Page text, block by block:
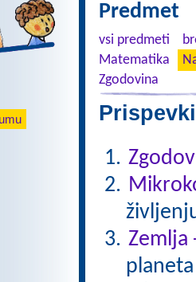
Predmet
vsi predmeti
Matematika
Zgodovina
Zemlja